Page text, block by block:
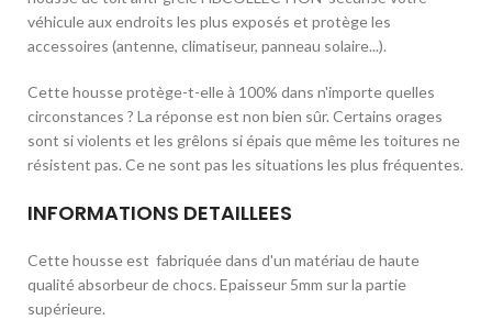
véhicule aux endroits les plus exposés et protège les
accessoires (antenne, climatiseur, panneau solaire...).
Cette housse protège-t-elle à 100% dans n'importe quelles
circonstances ? La réponse est non bien sûr. Certains orages
sont si violents et les grêlons si épais que même les toitures ne
résistent pas. Ce ne sont pas les situations les plus fréquentes.
INFORMATIONS DETAILLEES
Cette housse est fabriquée dans d'un matériau de haute
qualité absorbeur de chocs. Epaisseur 5mm sur la partie
supérieure.